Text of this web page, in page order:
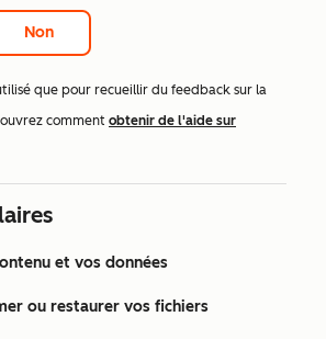
Non
que pour recueillir du feedback sur la
comment obtenir de l'aide sur
et vos données
ou restaurer vos fichiers